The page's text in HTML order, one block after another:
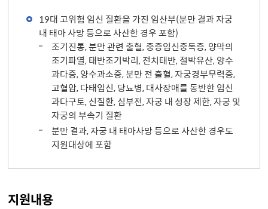
19대 고위험 임신 질환을 가진 임산부(분만 결과 자궁
내 태아 사망 등으로 사산한 경우 포함)
조기진통, 분만 관련 출혈, 중증임신중독증, 양막의
조기파열, 태반조기박리, 전치태반, 절박유산, 양수
과다증, 양수과소증, 분만 전 출혈, 자궁경부무력증,
고혈압, 다태임신, 당뇨병, 대사장애를 동반한 임신
과다구토, 신질환, 심부전, 자궁 내 성장 제한, 자궁 및
자궁의 부속기 질환
분만 결과, 자궁 내 태아사망 등으로 사산한 경우도
지원대상에 포함
지원내용